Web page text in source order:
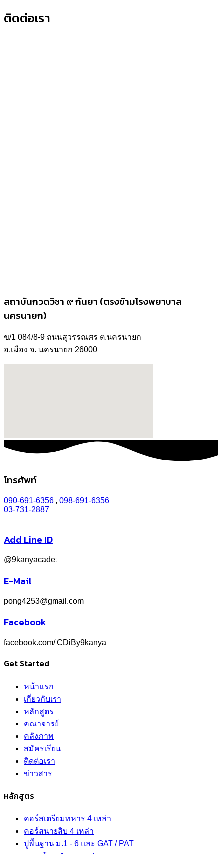
ติดต่อเรา
สถาบันกวดวิชา ๙ กันยา (ตรงข้ามโรงพยาบาล
นครนายก)
ข/1 084/8-9 ถนนสุวรรณศร ต.นครนายก
อ.เมือง จ. นครนายก 26000
โทรศัพท์
090-691-6356 , 098-691-6356
03-731-2887
Add Line ID
@9kanyacadet
E-Mail
pong4253@gmail.com
Facebook
facebook.com/ICDiBy9kanya
Get Started
หน้าแรก
เกี่ยวกับเรา
หลักสูตร
คณาจารย์
คลังภาพ
สมัครเรียน
ติดต่อเรา
ข่าวสาร
หลักสูตร
คอร์สเตรียมทหาร 4 เหล่า
คอร์สนายสิบ 4 เหล่า
ปูพื้นฐาน ม.1 - 6 และ GAT / PAT